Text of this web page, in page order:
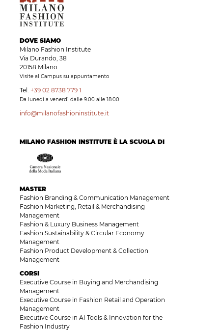
DOVE SIAMO
Milano Fashion Institute
Via Durando, 38
20158 Milano
Visite al Campus su appuntamento
Tel. +39 02 8738 779 1
Da lunedì a venerdì dalle 9:00 alle 18:00
info@milanofashioninstitute.it
MILANO FASHION INSTITUTE È LA SCUOLA DI
MASTER
Fashion Branding & Communication Management
Fashion Marketing, Retail & Merchandising
Management
Fashion & Luxury Business Management
Fashion Sustainability & Circular Economy
Management
Fashion Product Development & Collection
Management
CORSI
Executive Course in Buying and Merchandising
Management
Executive Course in Fashion Retail and Operation
Management
Executive Course in AI Tools & Innovation for the
Fashion Industry